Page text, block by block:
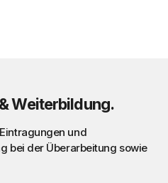
Weiterbildung.
und
bei der Überarbeitung sowie